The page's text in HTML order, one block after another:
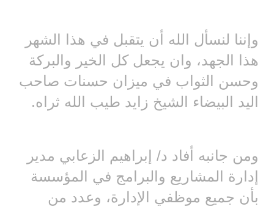
وإننا لنسأل الله أن يتقبل في هذا الشهر
هذا الجهد، وان يجعل كل الخير والبركة
وحسن الثواب في ميزان حسنات صاحب
اليد البيضاء الشيخ زايد طيب الله ثراه.
ومن جانبه أفاد د/ إبراهيم الزعابي مدير
إدارة المشاريع والبرامج في المؤسسة
بأن جميع موظفي الإدارة، وعدد من